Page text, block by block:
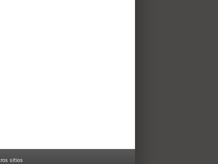
sitios